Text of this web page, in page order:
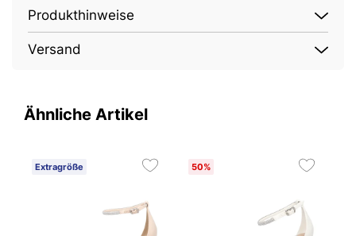
Produkthinweise
Versand
Ähnliche Artikel
Extragröße 50%